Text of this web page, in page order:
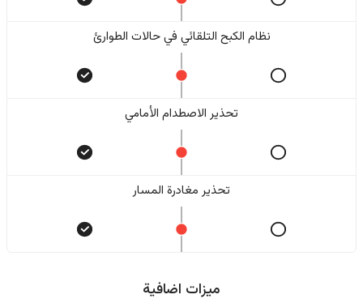
نظام الكبح التلقائي في حالات الطوارئ
تحذير الاصطدام الأمامي
تحذير مغادرة المسار
ميزات اضافية